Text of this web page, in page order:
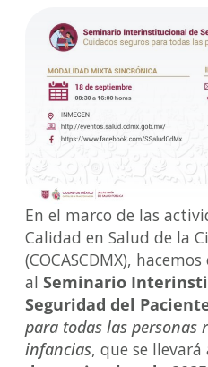
En el marco de las
Calidad en Salud de la
(COCASCDMX),
al Seminario
Seguridad del
para todas las personas
infancias, que se